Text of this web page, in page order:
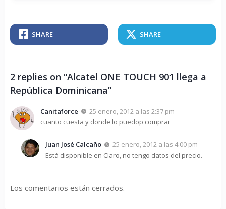
SHARE SHARE
2 replies on “Alcatel ONE TOUCH 901 llega a
República Dominicana”
Canitaforce
25 enero, 2012 a las 2:37 pm
cuanto cuesta y donde lo puedop comprar
Juan José Calcaño
25 enero, 2012 a las 4:00 pm
Está disponible en Claro, no tengo datos del precio.
Los comentarios están cerrados.